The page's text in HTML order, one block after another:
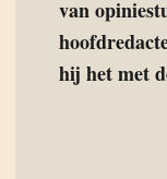
van
hij het met